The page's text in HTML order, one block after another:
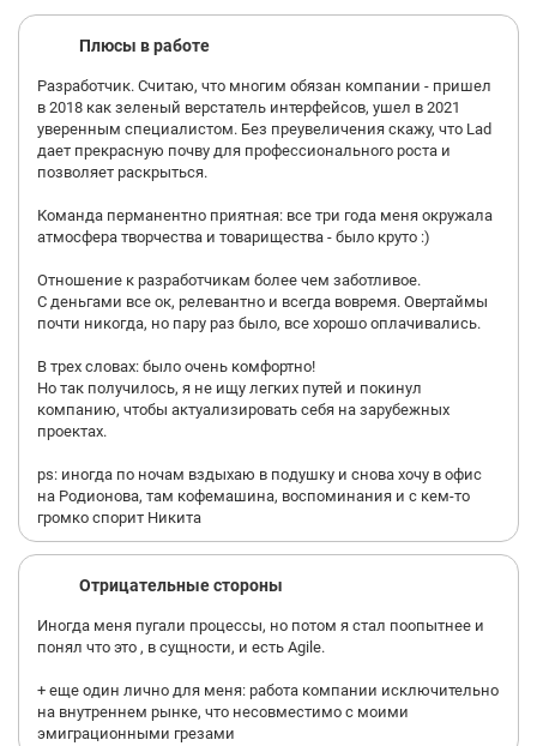
Плюсы в работе
Разработчик. Считаю, что многим обязан компании - пришел
в 2018 как зеленый верстатель интерфейсов, ушел в 2021
уверенным специалистом. Без преувеличения скажу, что Lad
дает прекрасную почву для профессионального роста и
позволяет раскрыться.
Команда перманентно приятная: все три года меня окружала
атмосфера творчества и товарищества - было круто :)
Отношение к разработчикам более чем заботливое.
С деньгами все ок, релевантно и всегда вовремя. Овертаймы
почти никогда, но пару раз было, все хорошо оплачивались.
В трех словах: было очень комфортно!
Но так получилось, я не ищу легких путей и покинул
компанию, чтобы актуализировать себя на зарубежных
проектах.
ps: иногда по ночам вздыхаю в подушку и снова хочу в офис
на Родионова, там кофемашина, воспоминания и с кем-то
громко спорит Никита
Отрицательные стороны
Иногда меня пугали процессы, но потом я стал поопытнее и
понял что это , в сущности, и есть Agile.
+ еще один лично для меня: работа компании исключительно
на внутреннем рынке, что несовместимо с моими
эмиграционными грезами